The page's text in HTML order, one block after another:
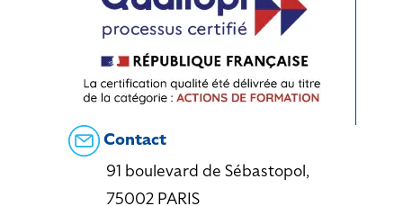
Contact
91 boulevard de Sébastopol,
75002 PARIS